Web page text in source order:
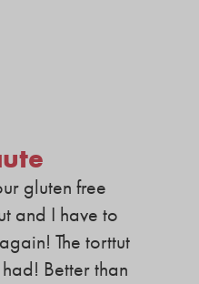
gluten free
and I have to
The torttut
Better than